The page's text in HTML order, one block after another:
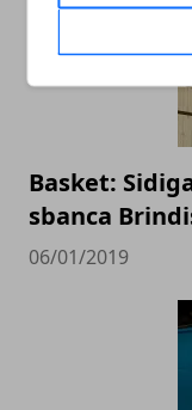
Basket:
sbanca
06/01/2019